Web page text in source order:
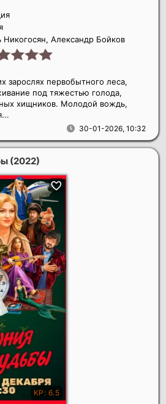
Никогосян, Александр Бойков
30-01-2026, 10:32
зарослях первобытного леса,
под тяжестью голода,
хищников. Молодой вождь,
(2022)